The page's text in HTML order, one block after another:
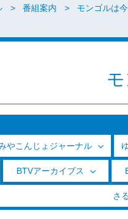
番組案内 モンゴルは今
やこんじょジャーナル
BTVアーカイブス
さ